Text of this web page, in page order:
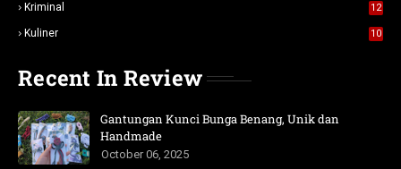
Kriminal 12
Kuliner 10
Recent In Review
Gantungan Kunci Bunga Benang, Unik dan
Handmade
October 06, 2025